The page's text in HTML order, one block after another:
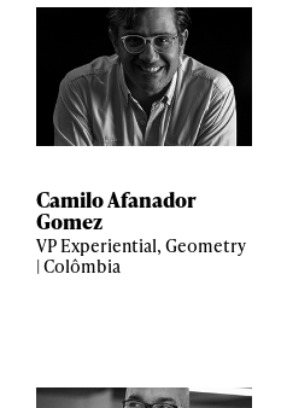
Camilo Afanador
Gomez
VP Experiential, Geometry
| Colômbia